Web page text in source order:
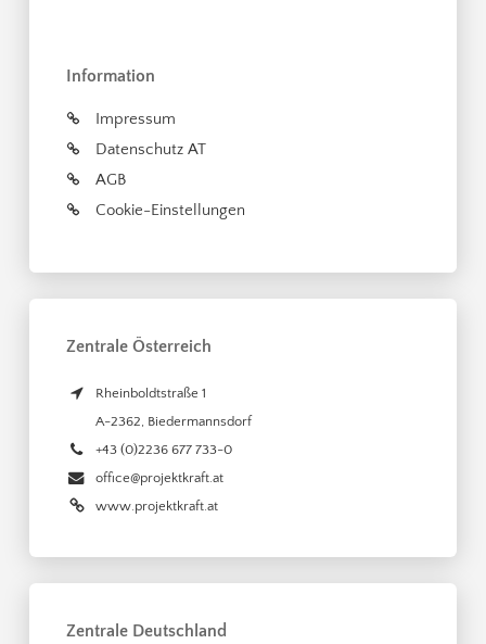
Information
Impressum
Datenschutz AT
AGB
Cookie-Einstellungen
Zentrale Österreich
Rheinboldtstraße 1
A-2362, Biedermannsdorf
+43 (0)2236 677 733-0
office@projektkraft.at
www.projektkraft.at
Zentrale Deutschland